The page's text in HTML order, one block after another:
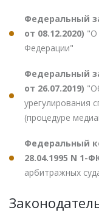
Федеральный
от 08.12.2020) "О
Федерации"
Федеральный
от 26.07.2019)
урегулирования
(процедуре
Федеральный
28.04.1995 N 1-
арбитражных